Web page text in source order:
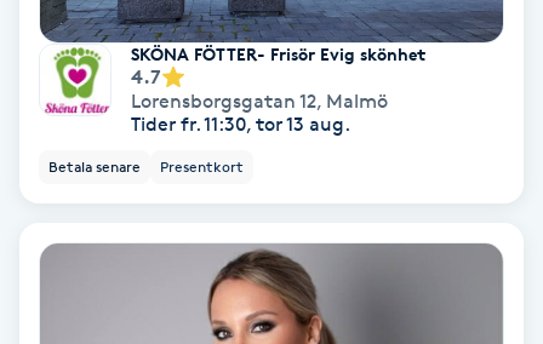
Dermapen
Diamantslipning
SKÖNA FÖTTER- Frisör Evig skönhet
4.7
Lorensborgsgatan 12, Malmö
Tider fr. 11:30, tor 13 aug.
Betala senare Presentkort